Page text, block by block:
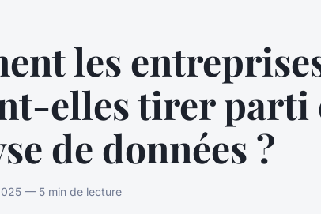
les
elles tirer parti
de données ?
— 5 min de lecture